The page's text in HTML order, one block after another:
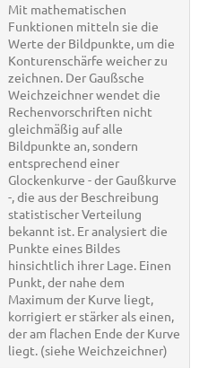
Mit mathematischen
Funktionen mitteln sie die
Werte der Bildpunkte, um die
Konturenschärfe weicher zu
zeichnen. Der Gaußsche
Weichzeichner wendet die
Rechenvorschriften nicht
gleichmäßig auf alle
Bildpunkte an, sondern
entsprechend einer
Glockenkurve - der Gaußkurve
-, die aus der Beschreibung
statistischer Verteilung
bekannt ist. Er analysiert die
Punkte eines Bildes
hinsichtlich ihrer Lage. Einen
Punkt, der nahe dem
Maximum der Kurve liegt,
korrigiert er stärker als einen,
der am flachen Ende der Kurve
liegt. (siehe Weichzeichner)